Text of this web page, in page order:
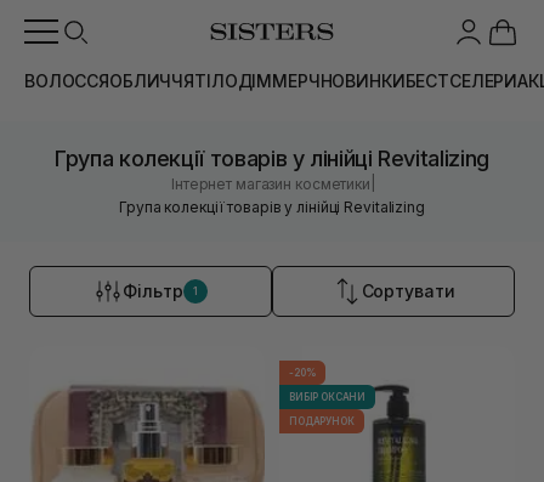
ВОЛОССЯОБЛИЧЧЯТІЛОДІММЕРЧНОВИНКИБЕСТСЕЛЕРИ
Група колекції товарів у лінійці Revitalizing
Інтернет магазин косметики
Група колекції товарів у лінійці Revitalizing
Фільтр 1 Сортувати
-20%
ВИБІР ОКСАНИ
ПОДАРУНОК